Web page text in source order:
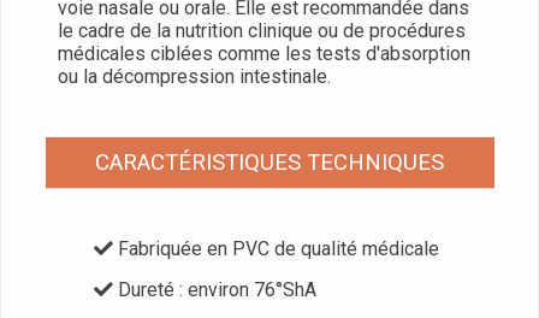
voie nasale ou orale. Elle est recommandée dans
le cadre de la nutrition clinique ou de procédures
médicales ciblées comme les tests d'absorption
ou la décompression intestinale.
CARACTÉRISTIQUES TECHNIQUES
Fabriquée en PVC de qualité médicale
Dureté : environ 76°ShA